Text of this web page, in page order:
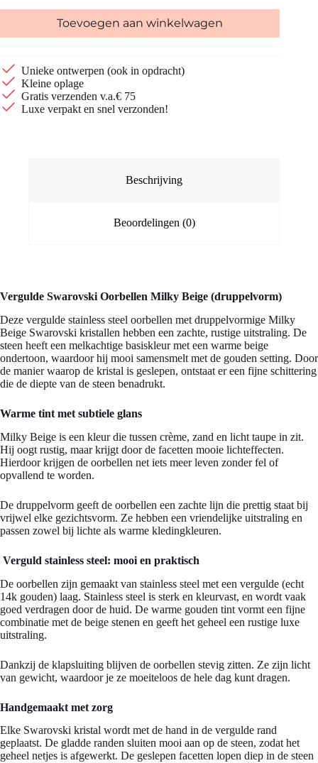
Toevoegen aan winkelwagen
Unieke ontwerpen (ook in opdracht)
Kleine oplage
Gratis verzenden v.a.€ 75
Luxe verpakt en snel verzonden!
Beschrijving
Beoordelingen (0)
Vergulde Swarovski Oorbellen Milky Beige (druppelvorm)
Deze vergulde stainless steel oorbellen met druppelvormige Milky
Beige Swarovski kristallen hebben een zachte, rustige uitstraling. De
steen heeft een melkachtige basiskleur met een warme beige
ondertoon, waardoor hij mooi samensmelt met de gouden setting. Door
de manier waarop de kristal is geslepen, ontstaat er een fijne schittering
die de diepte van de steen benadrukt.
Warme tint met subtiele glans
Milky Beige is een kleur die tussen crème, zand en licht taupe in zit.
Hij oogt rustig, maar krijgt door de facetten mooie lichteffecten.
Hierdoor krijgen de oorbellen net iets meer leven zonder fel of
opvallend te worden.
De druppelvorm geeft de oorbellen een zachte lijn die prettig staat bij
vrijwel elke gezichtsvorm. Ze hebben een vriendelijke uitstraling en
passen zowel bij lichte als warme kledingkleuren.
Verguld stainless steel: mooi en praktisch
De oorbellen zijn gemaakt van stainless steel met een vergulde (echt
14k gouden) laag. Stainless steel is sterk en kleurvast, en wordt vaak
goed verdragen door de huid. De warme gouden tint vormt een fijne
combinatie met de beige stenen en geeft het geheel een rustige luxe
uitstraling.
Dankzij de klapsluiting blijven de oorbellen stevig zitten. Ze zijn licht
van gewicht, waardoor je ze moeiteloos de hele dag kunt dragen.
Handgemaakt met zorg
Elke Swarovski kristal wordt met de hand in de vergulde rand
geplaatst. De gladde randen sluiten mooi aan op de steen, zodat het
geheel netjes is afgewerkt. De geslepen facetten lopen diep in de steen